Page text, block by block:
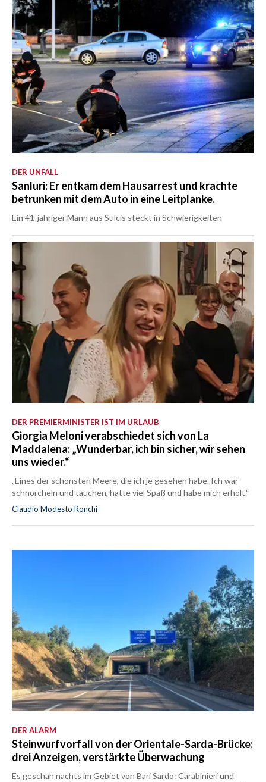
DER UNFALL
Sanluri: Er entkam dem Hausarrest und krachte
betrunken mit dem Auto in eine Leitplanke.
Ein 41-jähriger Mann aus Sulcis steckt in Schwierigkeiten
DER PREMIERMINISTER IST IM URLAUB
Giorgia Meloni verabschiedet sich von La
Maddalena: „Wunderbar, ich bin sicher, wir sehen
uns wieder.“
„Eines der schönsten Meere, die ich je gesehen habe. Ich war
schnorcheln und tauchen, hatte viel Spaß und habe mich erholt.“
Claudio Modesto Ronchi
DER ALARM
Steinwurfvorfall von der Orientale-Sarda-Brücke:
drei Anzeigen, verstärkte Überwachung
Es geschah nachts im Gebiet von Bari Sardo: Carabinieri und